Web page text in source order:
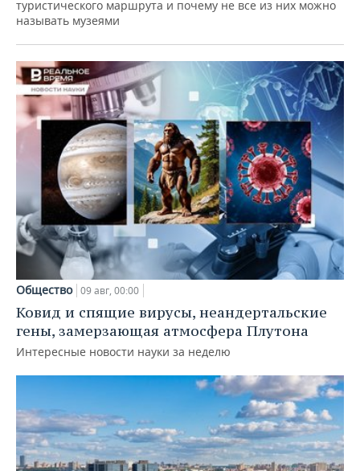
туристического маршрута и почему не все из них можно
называть музеями
Общество 09 авг, 00:00
Ковид и спящие вирусы, неандертальские
гены, замерзающая атмосфера Плутона
Интересные новости науки за неделю